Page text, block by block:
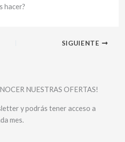
hacer?
SIGUIENTE
NUESTRAS OFERTAS!
y podrás tener acceso a
mes.